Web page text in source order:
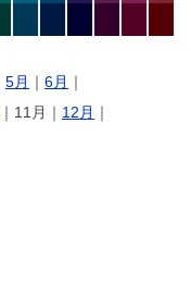
5月 ｜ 6月 ｜
｜11月｜ 12月 ｜